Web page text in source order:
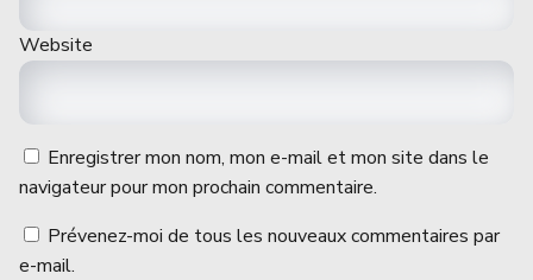
Website
Enregistrer mon nom, mon e-mail et mon site dans le
navigateur pour mon prochain commentaire.
Prévenez-moi de tous les nouveaux commentaires par
e-mail.